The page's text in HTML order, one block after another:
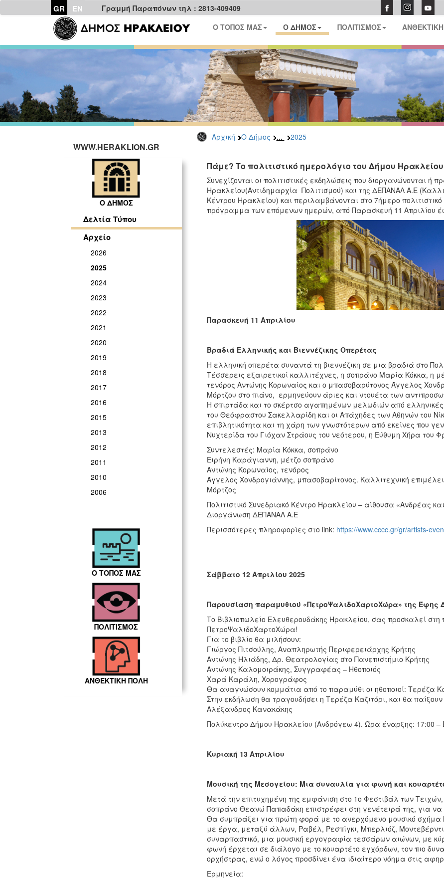
GR EN Γραμμή Παραπόνων τηλ : 2813-409409
Ο ΤΟΠΟΣ ΜΑΣ Ο ΔΗΜΟΣ ΠΟΛΙΤΙΣΜΟΣ
Αρχική Ο Δήμος ... 2025
WWW.HERAKLION.GR
Ο ΔΗΜΟΣ
Δελτία Τύπου
Αρχείο
2026
2025
2024
2023
2022
2021
2020
2019
2018
2017
2016
2015
2013
2012
2011
2010
2006
Ο ΤΟΠΟΣ ΜΑΣ
ΠΟΛΙΤΙΣΜΟΣ
ΑΝΘΕΚΤΙΚΗ ΠΟΛΗ
Πάμε? Το πολιτιστικό ημερολόγιο του Δήμου Ηρακλείου
Συνεχίζονται οι πολιτιστικές εκδηλώσεις που διοργανώνονται ή
Ηρακλείου(Αντιδημαρχία Πολιτισμού) και της ΔΕΠΑΝΑΛ Α.Ε
Κέντρου Ηρακλείου) και περιλαμβάνονται στο 7ήμερο
πρόγραμμα των επόμενων ημερών, από Παρασκευή 11 Απριλίου
Παρασκευή 11 Απριλίου
Βραδιά Ελληνικής και Βιεννέζικης Οπερέτας
Η ελληνική οπερέτα συναντά τη βιεννέζικη σε μια βραδιά στο
Τέσσερεις εξαιρετικοί καλλιτέχνες, η σοπράνο Μαρία Κόκκα, η
τενόρος Αντώνης Κορωναίος και ο μπασοβαρύτονος Άγγελος
Μόρτζου στο πιάνο, ερμηνεύουν άριες και ντουέτα των
Η σπιρτάδα και το σκέρτσο αγαπημένων μελωδιών από
του Θεόφραστου Σακελλαρίδη και οι Απάχηδες των Αθηνών του
επιβλητικότητα και τη χάρη των γνωστότερων από εκείνες που
Νυχτερίδα του Γιόχαν Στράους του νεότερου, η Εύθυμη Χήρα του
Συντελεστές: Μαρία Κόκκα, σοπράνο
Ειρήνη Καράγιαννη, μέτζο σοπράνο
Αντώνης Κορωναίος, τενόρος
Άγγελος Χονδρογιάννης, μπασοβαρίτονος. Καλλιτεχνική
Μόρτζος
Πολιτιστικό Συνεδριακό Κέντρο Ηρακλείου – αίθουσα «Ανδρέας
Διοργάνωση ΔΕΠΑΝΑΛ Α.Ε
Περισσότερες πληροφορίες στο link: https://www.cccc.gr/gr/artists-
Σάββατο 12 Απριλίου 2025
Παρουσίαση παραμυθιού «ΠετροΨαλιδοΧαρτοΧώρα» της Έφης
Το Βιβλιοπωλείο Ελευθερουδάκης Ηρακλείου, σας προσκαλεί
ΠετροΨαλιδοΧαρτοΧώρα!
Για το βιβλίο θα μιλήσουν:
Γιώργος Πιτσούλης, Αναπληρωτής Περιφερειάρχης Κρήτης
Αντώνης Ηλιάδης, Δρ. Θεατρολογίας στο Πανεπιστήμιο Κρήτης
Αντώνης Καλομοιράκης, Συγγραφέας – Ηθοποιός
Χαρά Καράλη, Χορογράφος
Θα αναγνώσουν κομμάτια από το παραμύθι οι ηθοποιοί: Τερέζα
Στην εκδήλωση θα τραγουδήσει η Τερέζα Καζιτόρι, και θα
Αλέξανδρος Κανακάκης
Πολύκεντρο Δήμου Ηρακλείου (Ανδρόγεω 4). Ώρα έναρξης: 17:00 –
Κυριακή 13 Απριλίου
Μουσική της Μεσογείου: Μια συναυλία για φωνή και
Μετά την επιτυχημένη της εμφάνιση στο 1ο Φεστιβάλ των
σοπράνο Θεανώ Παπαδάκη επιστρέφει στη γενέτειρά της, για να
Θα συμπράξει για πρώτη φορά με το ανερχόμενο μουσικό
με έργα, μεταξύ άλλων, Ραβέλ, Ρεσπίγκι, Μπερλιόζ, Μοντεβέρντι
συναρπαστικό, μια μουσική εργογραφία τεσσάρων αιώνων, με
φωνή έρχεται σε διάλογο με το κουαρτέτο εγχόρδων, τον πιο
ορχήστρας, ενώ ο λόγος προσδίνει ένα ιδιαίτερο νόημα στις
Ερμηνεία: